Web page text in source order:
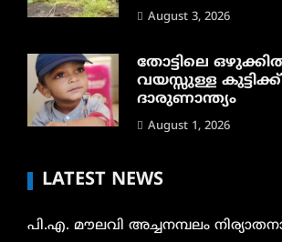
August 3, 2026
തോട്ടിലെ
വയസ്സുള്ള കുട്ടിക്ക്
ദാരുണാന്ത്യം
August 1, 2026
LATEST NEWS
പി.എ. മൗലവി അച്ചനമ്പലം